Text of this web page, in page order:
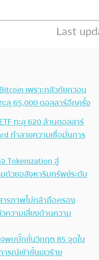
เพราะกลัวภัยควอน
ลุ 65,000 ดอลลาร์อีกครั้ง
ทะลุ 620 ล้านดอลลาร์
ทำลายความเชื่อมั่นการ
Tokenization สู่
มด้วยอสังหาริมทรัพย์ระดับ
รภาพไม่กล้าถือครอง
ความเสี่ยงด้านความ
พบบั๊กขั้นวิกฤต 85 จุดใน
รณ์เข้าขั้นเลวร้าย